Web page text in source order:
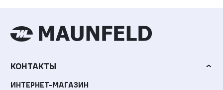
КОНТАКТЫ
ИНТЕРНЕТ-МАГАЗИН